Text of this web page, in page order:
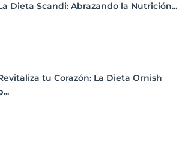
Dieta Scandi: Abrazando la Nutrición...
tu Corazón: La Dieta Ornish